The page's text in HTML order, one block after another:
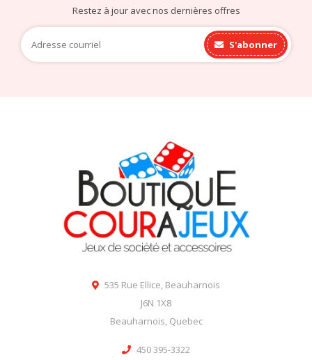
Restez à jour avec nos dernières offres
S'abonner
535 Rue Ellice, Beauharnois
J6N 1X8
Beauharnois, Quebec
450 395-3322